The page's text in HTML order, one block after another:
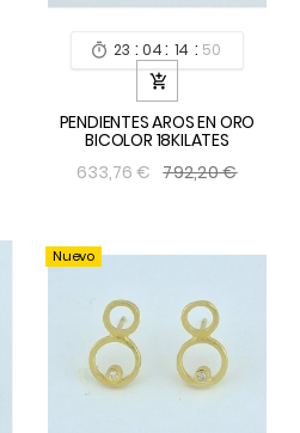
 23 : 04: 14 : 49

PENDIENTES AROS EN ORO
BICOLOR 18KILATES
633,76 € 792,20 €
Nuevo